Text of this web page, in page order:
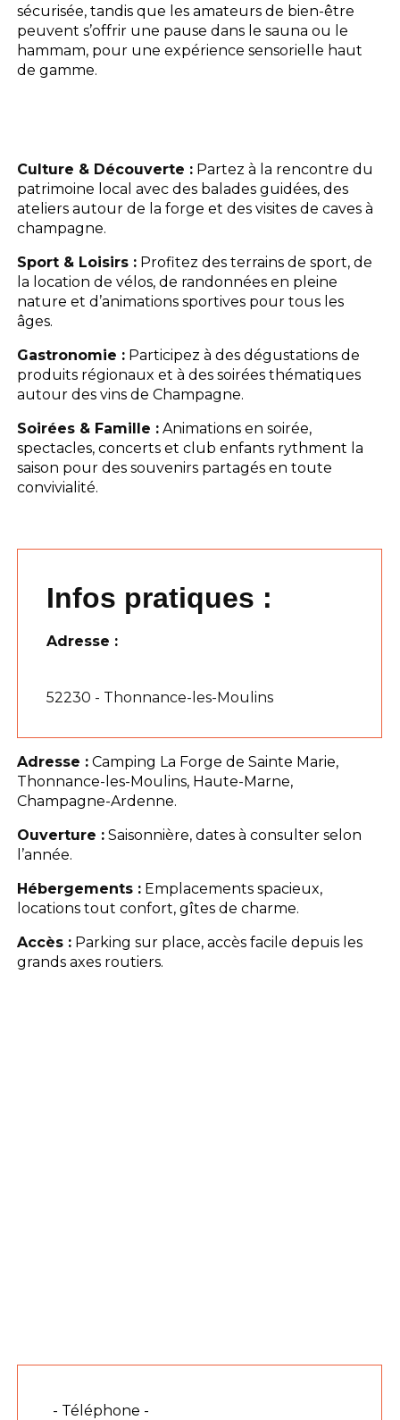
sécurisée, tandis que les amateurs de bien-être
peuvent s’offrir une pause dans le sauna ou le
hammam, pour une expérience sensorielle haut
de gamme.
Culture & Découverte : Partez à la rencontre du
patrimoine local avec des balades guidées, des
ateliers autour de la forge et des visites de caves à
champagne.
Sport & Loisirs : Profitez des terrains de sport, de
la location de vélos, de randonnées en pleine
nature et d’animations sportives pour tous les
âges.
Gastronomie : Participez à des dégustations de
produits régionaux et à des soirées thématiques
autour des vins de Champagne.
Soirées & Famille : Animations en soirée,
spectacles, concerts et club enfants rythment la
saison pour des souvenirs partagés en toute
convivialité.
Infos pratiques :
Adresse :
52230 - Thonnance-les-Moulins
Adresse : Camping La Forge de Sainte Marie,
Thonnance-les-Moulins, Haute-Marne,
Champagne-Ardenne.
Ouverture : Saisonnière, dates à consulter selon
l’année.
Hébergements : Emplacements spacieux,
locations tout confort, gîtes de charme.
Accès : Parking sur place, accès facile depuis les
grands axes routiers.
- Téléphone -